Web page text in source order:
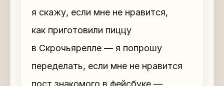
я скажу, если мне не нравится,
как приготовили пиццу
в Скрочьярелле — я попрошу
переделать, если мне не нравится
пост знакомого в фейсбуке —